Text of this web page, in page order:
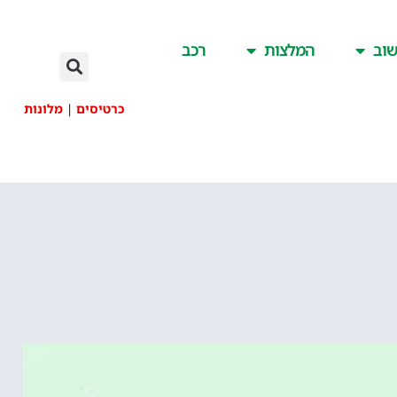
המלצות רכב
כרטיסים | מלונות